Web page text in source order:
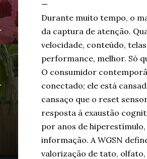
Durante muito tempo, o
da captura de atenção.
velocidade, conteúdo,
performance, melhor. Só
O consumidor
conectado; ele está
cansaço que o reset
resposta à exaustão
por anos de
informação. A WGSN
valorização de tato, olfato,